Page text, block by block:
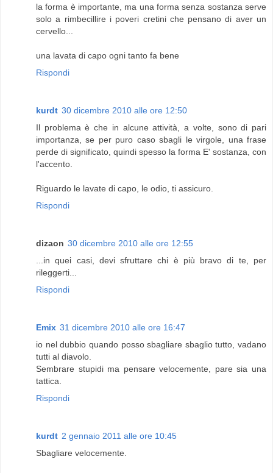
la forma è importante, ma una forma senza sostanza serve
solo a rimbecillire i poveri cretini che pensano di aver un
cervello...
una lavata di capo ogni tanto fa bene
Rispondi
kurdt 30 dicembre 2010 alle ore 12:50
Il problema è che in alcune attività, a volte, sono di pari
importanza, se per puro caso sbagli le virgole, una frase
perde di significato, quindi spesso la forma E' sostanza, con
l'accento.
Riguardo le lavate di capo, le odio, ti assicuro.
Rispondi
dizaon 30 dicembre 2010 alle ore 12:55
...in quei casi, devi sfruttare chi è più bravo di te, per
rileggerti...
Rispondi
Emix 31 dicembre 2010 alle ore 16:47
io nel dubbio quando posso sbagliare sbaglio tutto, vadano
tutti al diavolo.
Sembrare stupidi ma pensare velocemente, pare sia una
tattica.
Rispondi
kurdt 2 gennaio 2011 alle ore 10:45
Sbagliare velocemente.